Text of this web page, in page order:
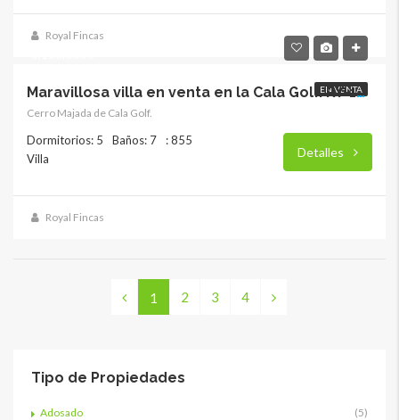
Royal Fincas
EN VENTAMaravillosa villa en venta en la Cala Golf. RY-17851
Cerro Majada de Cala Golf.
Dormitorios: 5 Baños: 7
: 855
Villa
Detalles
Royal Fincas
1 2 3 4
Tipo de Propiedades
Adosado
(5)